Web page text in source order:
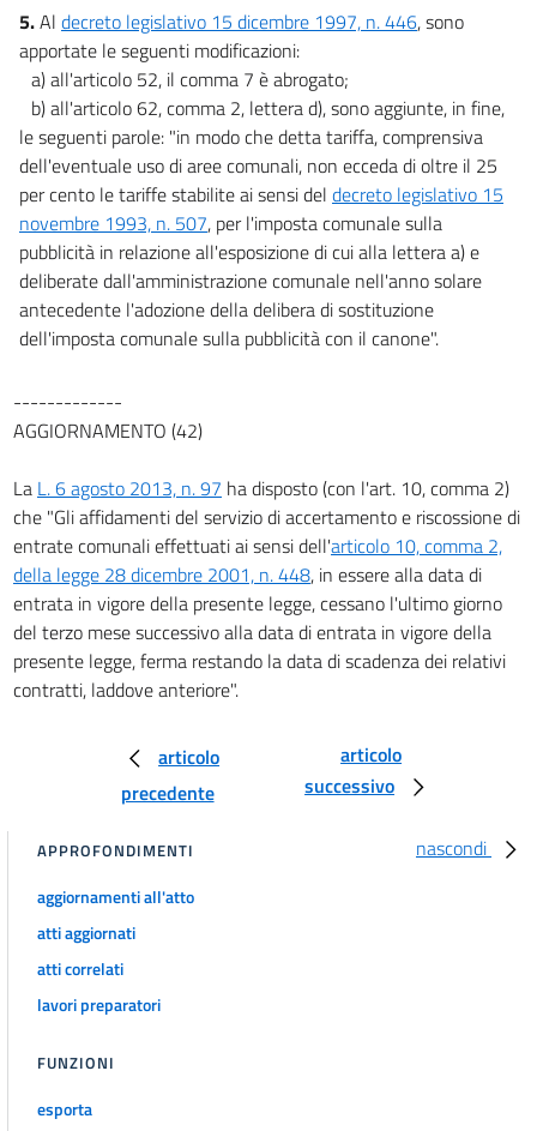
70
71
72
73
74
75
76
77
TITOLO IV
NORME FINALI
79
Allegato A
Allegato A
Tabelle
Tabella 1
Tabella 2
Prospetto di Copertura
Tabella A
Tabella B
Tabella C
Tabella D
Tabella E
Tabella F
5.Al decreto legislativo 15 dicembre 1997, n. 446, sono
apportate le seguenti modificazioni:
a) all'articolo 52, il comma 7 è abrogato;
b) all'articolo 62, comma 2, lettera d), sono aggiunte, in fine,
le seguenti parole: "in modo che detta tariffa, comprensiva
dell'eventuale uso di aree comunali, non ecceda di oltre il 25
per cento le tariffe stabilite ai sensi del decreto legislativo 15
novembre 1993, n. 507, per l'imposta comunale sulla
pubblicità in relazione all'esposizione di cui alla lettera a) e
deliberate dall'amministrazione comunale nell'anno solare
antecedente l'adozione della delibera di sostituzione
dell'imposta comunale sulla pubblicità con il canone".
-------------
AGGIORNAMENTO (42)
La L. 6 agosto 2013, n. 97 ha disposto (con l'art. 10, comma 2)
che "Gli affidamenti del servizio di accertamento e riscossione di
entrate comunali effettuati ai sensi dell'articolo 10, comma 2,
della legge 28 dicembre 2001, n. 448, in essere alla data di
entrata in vigore della presente legge, cessano l'ultimo giorno
del terzo mese successivo alla data di entrata in vigore della
presente legge, ferma restando la data di scadenza dei relativi
contratti, laddove anteriore".
articolo
precedente
articolo
successivo
nascondi
APPROFONDIMENTI
aggiornamenti all'atto
atti aggiornati
atti correlati
lavori preparatori
FUNZIONI
esporta